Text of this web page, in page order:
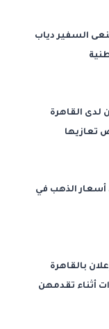
السفير دياب
القاهرة
تعازيها
6115 جنيها.. أسعار الذهب في
بالقاهرة
بـ 3 سيدات أثناء تقدمهن